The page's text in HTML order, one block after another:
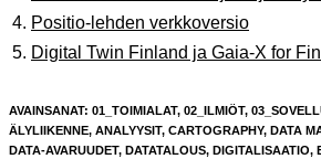
Positio-lehden verkkoversio
Digital Twin Finland ja Gaia-X for
AVAINSANAT: 01_TOIMIALAT, 02_ILMIÖT,
ÄLYLIIKENNE, ANALYYSIT, CARTOGRAPHY, DATA
DATA-AVARUUDET, DATATALOUS, DIGITALISAATIO,